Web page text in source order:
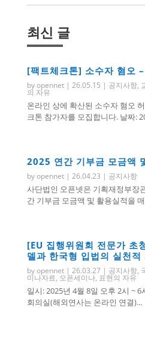
최신 글
[팩트체크톤] 소수자 혐오
byopennet| 26.05.15 | 공지사항,
의 자유
온라인 상에 확산된 소수자 혐오
크톤 참가자를 모집합니다. 날짜:
2025 연간 기부금 모금액
byopennet| 26.04.23 | 공지사항
사단법인 오픈넷은 기획재정부장
간 기부금 모금액 및 활용실적을
[EU 집행위원회 전문가 초
델과 한국형 입법의 실천적
byopennet| 26.03.27| 공지사항,
미나자료, 오픈세미나, 표현의 자유
일시: 2025년 4월 8일 오후 2시 ~
회의실(해외연사는 온라인 연결)...